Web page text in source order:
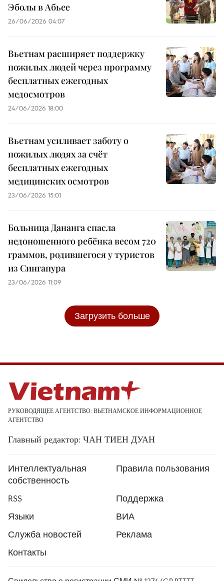
Эболы в Абьее
26/06/2026 04:07
Вьетнам расширяет поддержку
пожилых людей через программу
бесплатных ежегодных
медосмотров
24/06/2026 18:00
Вьетнам усиливает заботу о
пожилых людях за счёт
бесплатных ежегодных
медицинских осмотров
23/06/2026 15:01
Больница Дананга спасла
недоношенного ребёнка весом 720
граммов, родившегося у туристов
из Сингапура
23/06/2026 11:09
Загрузить больше
РУКОВОДЯЩЕЕ АГЕНТСТВО: ВЬЕТНАМСКОЕ ИНФОРМАЦИОННОЕ
АГЕНТСТВО
Главный редактор: ЧАН ТИЕН ДУАН
Интеллектуальная
собственность
Правила пользования
RSS
Поддержка
Языки
ВИА
Служба новостей
Реклама
Контакты